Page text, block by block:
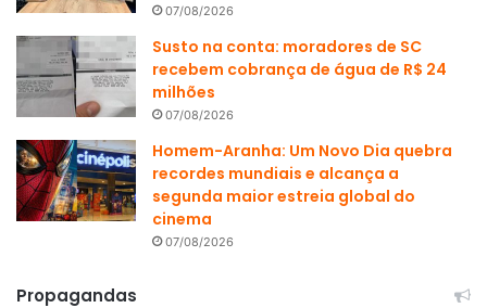
07/08/2026
Susto na conta: moradores de SC
recebem cobrança de água de R$ 24
milhões
07/08/2026
Homem-Aranha: Um Novo Dia quebra
recordes mundiais e alcança a
segunda maior estreia global do
cinema
07/08/2026
Propagandas